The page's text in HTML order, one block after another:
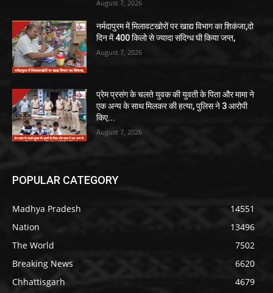
August 7, 2026
नर्मदापुरम में मिलावटखोरों पर खाद्य विभाग का शिकंजा,दो
दिन में 400 किलो से ज्यादा संदिग्ध घी किया जप्त,
August 7, 2026
प्रेम प्रसंग के चलते युवक की युवती के पिता और मामा ने
एक अन्य के साथ मिलकर की हत्या, पुलिस ने 3 आरोपी
किए...
August 7, 2026
POPULAR CATEGORY
Madhya Pradesh
14551
Nation
13496
The World
7502
Breaking News
6620
Chhattisgarh
4679